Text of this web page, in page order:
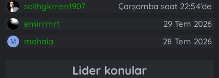
salihgkmen1907
Çarşamba saat 22:54'de
emirrmrt
29 Tem 2026
M mahala 28 Tem 2026
Lider konular